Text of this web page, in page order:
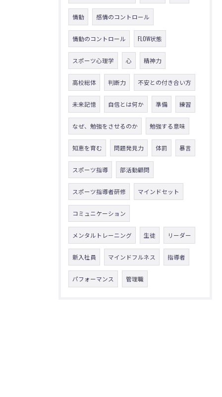
情動 感情のコントロール
情動のコントロール FLOW状態
スポーツ心理学 心 精神力
高校総体 判断力 不安との付き合い方
未来記憶 自信とは何か 準備 練習
なぜ、勉強をさせるのか 勉強する意味
知恵を育む 問題発見力 体罰 暴言
スポーツ指導 部活動顧問
スポーツ指導者研修 マインドセット
コミュニケーション
メンタルトレーニング 生徒 リーダー
新入社員 マインドフルネス 指導者
パフォーマンス 管理職